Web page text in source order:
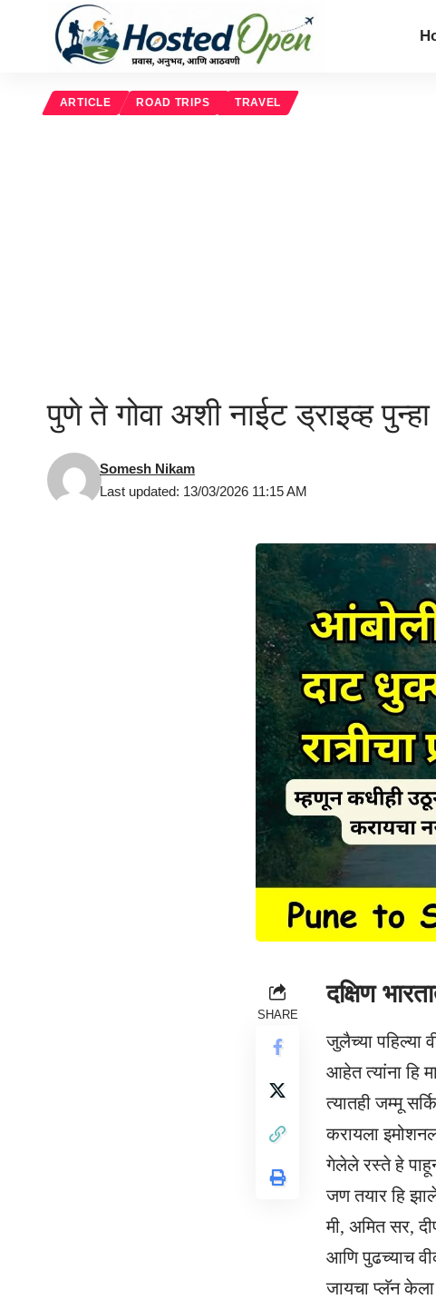
ARTICLE ROAD TRIPS TRAVEL
पुणे ते गोवा अशी नाईट ड्राइव्ह
Last updated: 13/03/2026 11:15 AM
Somesh Nikam
SHARE
दक्षिण
जुलैच्या पहिल्या
आहेत त्यांना हि
त्यातही जम्मू
करायला
गेलेले रस्ते हे
जण तयार हि
मी, अमित सर,
आणि पुढच्याच
जायचा प्लॅन